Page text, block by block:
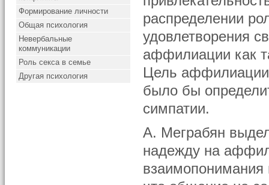
Формирование личности
Общая психология
Невербальные
коммуникации
Роль секса в семье
Другая психология
распределении
удовлетворения
аффилиации как
Цель аффилиации
было бы
симпатии.
А. Меграбян
надежду на
взаимопонимания